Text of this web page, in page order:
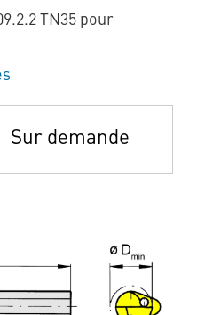
TN35 pour
Sur demande